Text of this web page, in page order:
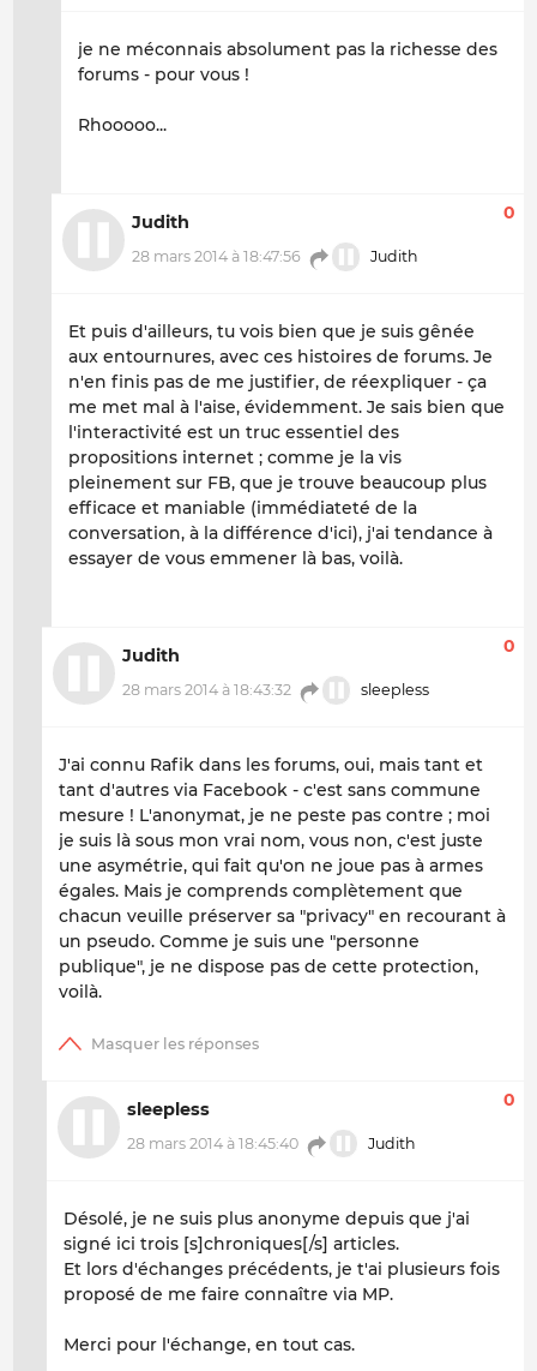
je ne méconnais absolument pas la richesse des
forums - pour vous !
Rhooooo...
Judith
28 mars 2014 à 18:47:56 Judith
0
Et puis d'ailleurs, tu vois bien que je suis gênée
aux entournures, avec ces histoires de forums. Je
n'en finis pas de me justifier, de réexpliquer - ça
me met mal à l'aise, évidemment. Je sais bien que
l'interactivité est un truc essentiel des
propositions internet ; comme je la vis
pleinement sur FB, que je trouve beaucoup plus
efficace et maniable (immédiateté de la
conversation, à la différence d'ici), j'ai tendance à
essayer de vous emmener là bas, voilà.
Judith
28 mars 2014 à 18:43:32 sleepless
0
J'ai connu Rafik dans les forums, oui, mais tant et
tant d'autres via Facebook - c'est sans commune
mesure ! L'anonymat, je ne peste pas contre ; moi
je suis là sous mon vrai nom, vous non, c'est juste
une asymétrie, qui fait qu'on ne joue pas à armes
égales. Mais je comprends complètement que
chacun veuille préserver sa "privacy" en recourant à
un pseudo. Comme je suis une "personne
publique", je ne dispose pas de cette protection,
voilà.
sleepless
28 mars 2014 à 18:45:40 Judith
0
Désolé, je ne suis plus anonyme depuis que j'ai
signé ici trois [s]chroniques[/s] articles.
Et lors d'échanges précédents, je t'ai plusieurs fois
proposé de me faire connaître via MP.
Merci pour l'échange, en tout cas.